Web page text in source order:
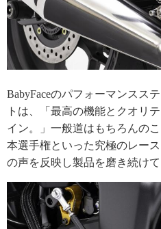
BabyFaceのパフォーマンスス
トは、「最高の機能とクオリ
イン。」一般道はもちろんの
本選手権といった究極のレー
の声を反映し製品を磨き続けて